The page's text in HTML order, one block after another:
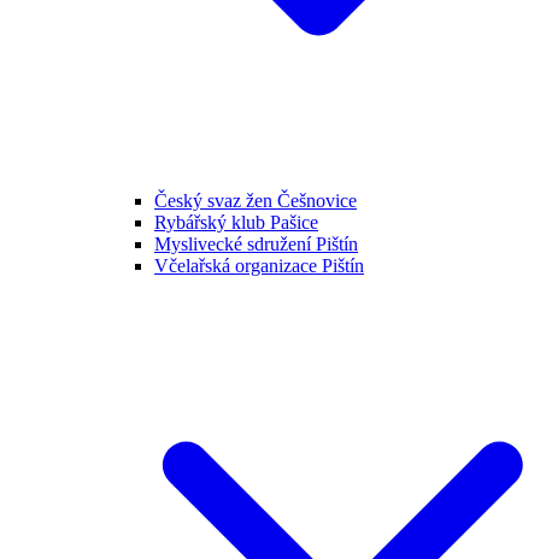
Český svaz žen Češnovice
Rybářský klub Pašice
Myslivecké sdružení Pištín
Včelařská organizace Pištín